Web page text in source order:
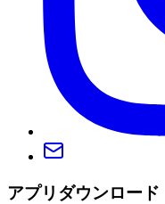
アプリダウンロード